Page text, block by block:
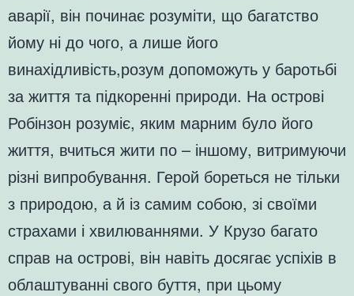
аварії, він починає розуміти, що багатство
йому ні до чого, а лише його
винахідливість,розум допоможуть у баротьбі
за життя та підкоренні природи. На острові
Робінзон розуміє, яким марним було його
життя, вчиться жити по – іншому, витримуючи
різні випробування. Герой бореться не тільки
з природою, а й із самим собою, зі своїми
страхами і хвилюваннями. У Крузо багато
справ на острові, він навіть досягає успіхів в
облаштуванні свого буття, при цьому